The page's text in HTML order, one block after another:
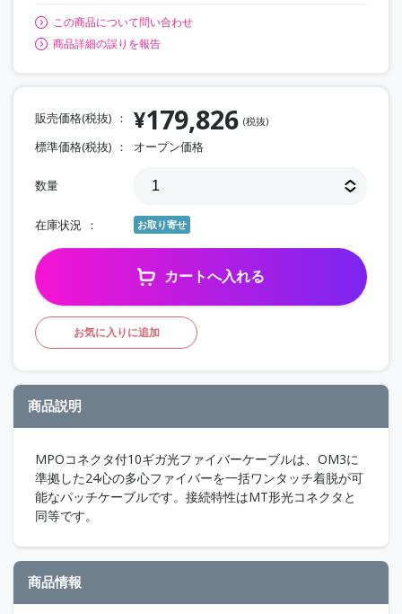
この商品について問い合わせ
商品詳細の誤りを報告
販売価格(税抜) ¥179,826 (税抜)
標準価格(税抜) オープン価格
数量
在庫状況 お取り寄せ
カートへ入れる
お気に入りに追加
商品説明
MPOコネクタ付10ギガ光ファイバーケーブルは、OM3に
準拠した24心の多心ファイバーを一括ワンタッチ着脱が可
能なパッチケーブルです。接続特性はMT形光コネクタと
同等です。
商品情報